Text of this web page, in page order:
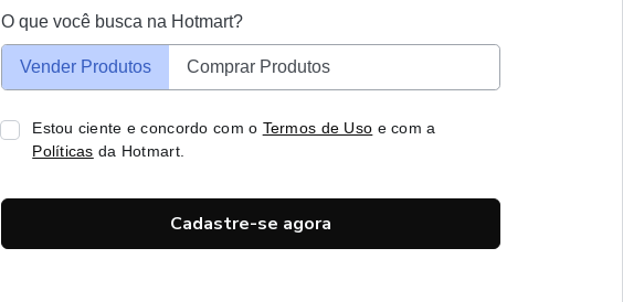
O que você busca na Hotmart?
Vender Produtos Comprar Produtos
Estou ciente e concordo com o Termos de Uso e com a
Políticas da Hotmart.
Cadastre-se agora